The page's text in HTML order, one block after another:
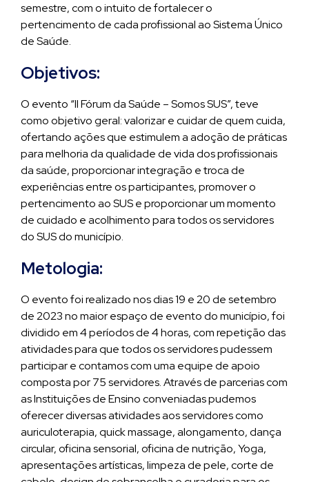
semestre, com o intuito de fortalecer o
pertencimento de cada profissional ao Sistema Único
de Saúde.
Objetivos:
O evento “II Fórum da Saúde – Somos SUS”, teve
como objetivo geral: valorizar e cuidar de quem cuida,
ofertando ações que estimulem a adoção de práticas
para melhoria da qualidade de vida dos profissionais
da saúde, proporcionar integração e troca de
experiências entre os participantes, promover o
pertencimento ao SUS e proporcionar um momento
de cuidado e acolhimento para todos os servidores
do SUS do município.
Metologia:
O evento foi realizado nos dias 19 e 20 de setembro
de 2023 no maior espaço de evento do município, foi
dividido em 4 períodos de 4 horas, com repetição das
atividades para que todos os servidores pudessem
participar e contamos com uma equipe de apoio
composta por 75 servidores. Através de parcerias com
as Instituições de Ensino conveniadas pudemos
oferecer diversas atividades aos servidores como
auriculoterapia, quick massage, alongamento, dança
circular, oficina sensorial, oficina de nutrição, Yoga,
apresentações artísticas, limpeza de pele, corte de